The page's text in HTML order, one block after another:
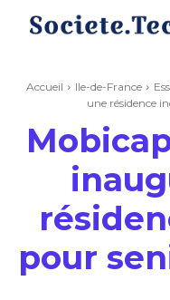
Accueil Ile-de-France
une résidence
pour